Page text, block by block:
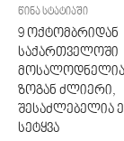
წინა სტატიაში
9 ოქტომბრიდან
საქართველოში
მოსალოდნელია
ზოგან ძლიერი,
შესაძლებელია
სეტყვა